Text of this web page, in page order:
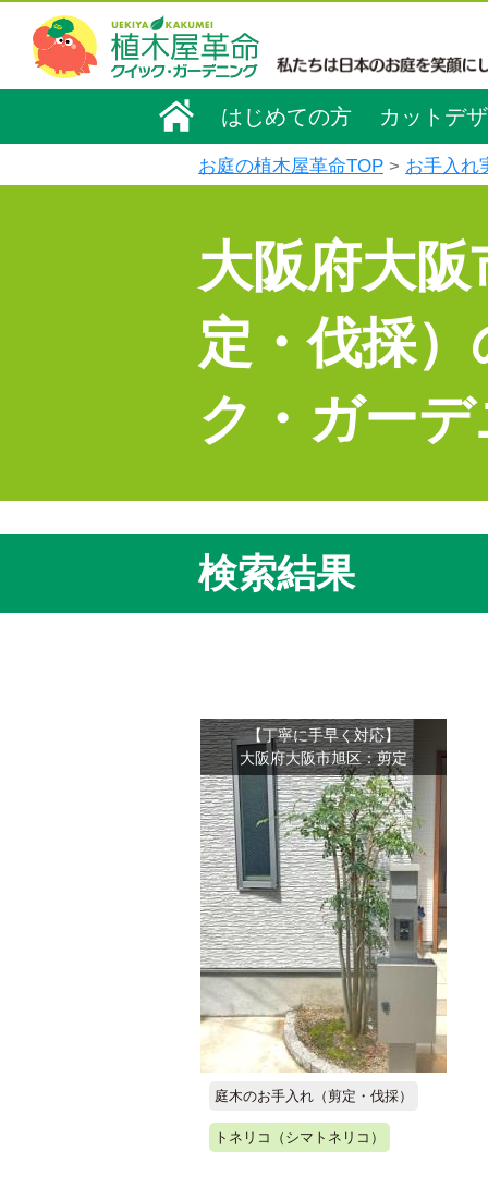
はじめての方 カットデ
お庭の植木屋革命TOP お手入れ
大阪府大
定・伐採
ク・ガー
検索結果
【丁寧に手早く対応】
大阪府大阪市旭区：剪定
庭木のお手入れ（剪定・伐採）
トネリコ（シマトネリコ）